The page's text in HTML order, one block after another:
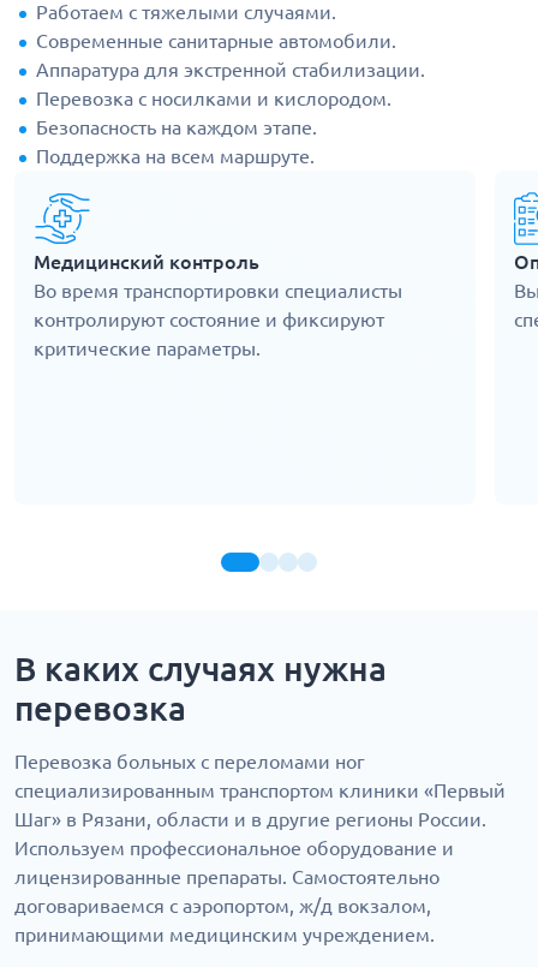
Работаем с тяжелыми случаями.
Современные санитарные автомобили.
Аппаратура для экстренной стабилизации.
Перевозка с носилками и кислородом.
Безопасность на каждом этапе.
Поддержка на всем маршруте.
Медицинский контроль
Во время транспортировки специалисты
контролируют состояние и фиксируют
критические параметры.
В каких случаях нужна
перевозка
Перевозка больных с переломами ног
специализированным транспортом клиники «Первый
Шаг» в Рязани, области и в другие регионы России.
Используем профессиональное оборудование и
лицензированные препараты. Самостоятельно
договариваемся с аэропортом, ж/д вокзалом,
принимающими медицинским учреждением.